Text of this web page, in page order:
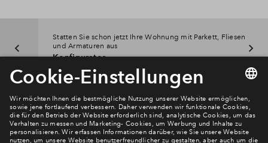
Statten Sie schon jetzt Ihre Wohnung mit Parkett, Fliesen
und Armaturen aus
Konfigurator
Newsletter Anmeldung
Verpassen Sie zu diesem Wohnprojekt keine Neuigkeiten
mehr! Wir halten Sie auf dem Laufenden – mit unserem